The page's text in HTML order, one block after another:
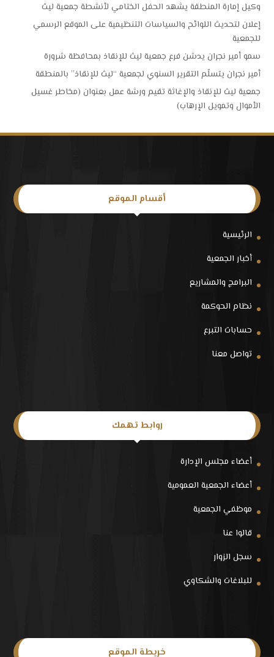
وكيل إمارة المنطقة يشهد الحفل الختامي لأنشطة جمعية ليث
إعلان لتحديث اللوائح والسياسات التنظيمية على الموقع الرسمي
للجمعية
سمو أمير نجران يدشن فرع جمعية ليث للإنقاذ بمحافظة شرورة
أمير نجران يتسلّم التقرير السنوي لجمعية “ليث للإنقاذ” بالمنطقة
جمعية ليث للإنقاذ والإغاثة تقيم ورشة عمل بعنوان (مخاطر غسيل
الأموال وتمويل الإرهاب)
أقسام الموقع
الرئيسية
أخبار الجمعية
البرامج والمشاريع
نظام الحوكمة
حسابات التبرع
تواصل معنا
روابط تهمك
أعضاء مجلس الإدارة
أعضاء الجمعية العمومية
موظفي الجمعية
قالوا عنا
سجل الزوار
للبلاغات والشكاوي
خريطة الموقع